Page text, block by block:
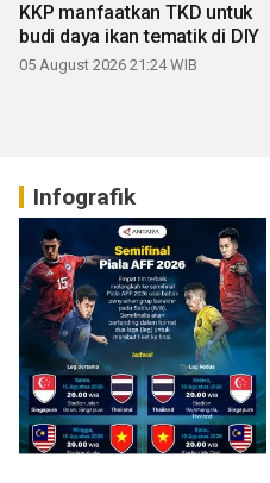
KKP manfaatkan TKD untuk
budi daya ikan tematik di DIY
05 August 2026 21:24 WIB
Infografik